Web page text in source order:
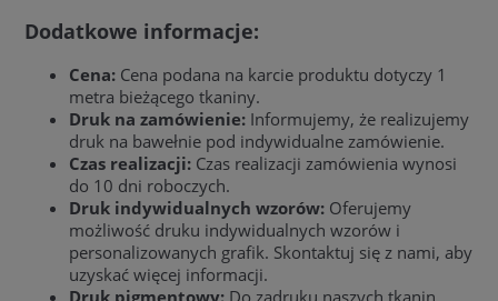
Dodatkowe informacje:
Cena: Cena podana na karcie produktu dotyczy 1
metra bieżącego tkaniny.
Druk na zamówienie: Informujemy, że realizujemy
druk na bawełnie pod indywidualne zamówienie.
Czas realizacji: Czas realizacji zamówienia wynosi
do 10 dni roboczych.
Druk indywidualnych wzorów: Oferujemy
możliwość druku indywidualnych wzorów i
personalizowanych grafik. Skontaktuj się z nami, aby
uzyskać więcej informacji.